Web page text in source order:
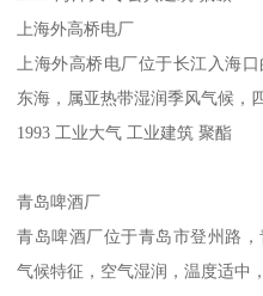
上海外高桥电厂
上海外高桥电厂位于长江入海
东海，属亚热带湿润季风气候，
1993 工业大气 工业建筑 聚酯
青岛啤酒厂
青岛啤酒厂位于青岛市登州路
气候特征，空气湿润，温度适中